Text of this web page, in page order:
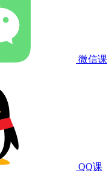
微信课
QQ课